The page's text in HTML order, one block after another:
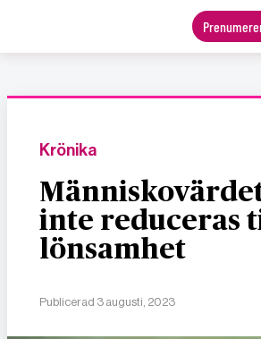
Krönika
inte reduceras
lönsamhet
Publicerad 3 augusti, 2023